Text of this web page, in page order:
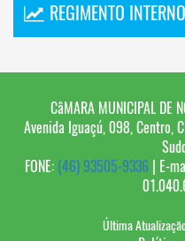
REGIMENTO INTERNO
CâMARA MUNICIPAL DE
Avenida Iguaçú, 098, Centro,
FONE: (46) 93505-9336 | E-
Última